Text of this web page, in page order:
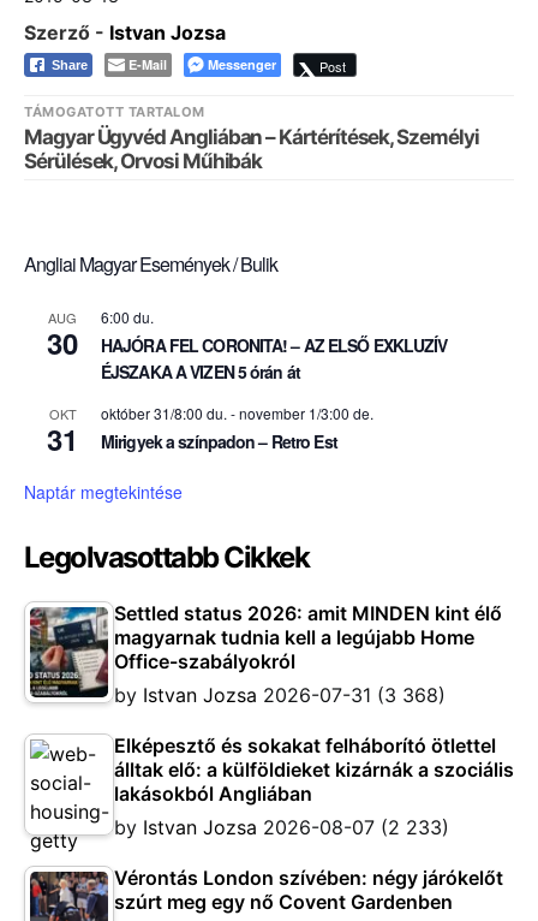
Szerző - Istvan Jozsa
Share E-Mail Messenger Post
TÁMOGATOTT TARTALOM
Magyar Ügyvéd Angliában – Kártérítések, Személyi
Sérülések, Orvosi Műhibák
Angliai Magyar Események / Bulik
AUG
30
6:00 du.
HAJÓRA FEL CORONITA! – AZ ELSŐ EXKLUZÍV
ÉJSZAKA A VIZEN 5 órán át
OKT
31
október 31/8:00 du. -november 1/3:00 de.
Mirigyek a színpadon – Retro Est
Naptár megtekintése
Legolvasottabb Cikkek
Settled status 2026: amit MINDEN kint élő
magyarnak tudnia kell a legújabb Home
Office-szabályokról
by Istvan Jozsa 2026-07-31 (3 368)
Elképesztő és sokakat felháborító ötlettel
álltak elő: a külföldieket kizárnák a szociális
lakásokból Angliában
by Istvan Jozsa 2026-08-07 (2 233)
Vérontás London szívében: négy járókelőt
szúrt meg egy nő Covent Gardenben